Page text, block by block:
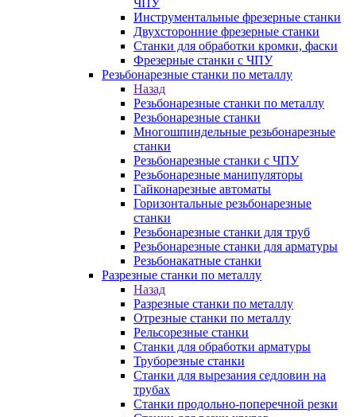
ЧПУ
Инструментальные фрезерные станки
Двухсторонние фрезерные станки
Станки для обработки кромки, фаски
Фрезерные станки с ЧПУ
Резьбонарезные станки по металлу
Назад
Резьбонарезные станки по металлу
Резьбонарезные станки
Многошпиндельные резьбонарезные
станки
Резьбонарезные станки с ЧПУ
Резьбонарезные манипуляторы
Гайконарезные автоматы
Горизонтальные резьбонарезные
станки
Резьбонарезные станки для труб
Резьбонарезные станки для арматуры
Резьбонакатные станки
Разрезные станки по металлу
Назад
Разрезные станки по металлу
Отрезные станки по металлу
Рельсорезные станки
Станки для обработки арматуры
Труборезные станки
Станки для вырезания седловин на
трубаx
Станки продольно-поперечной резки